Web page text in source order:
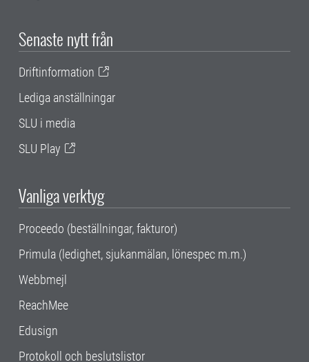
Senaste nytt från
Driftinformation
Lediga anställningar
SLU i media
SLU Play
Vanliga verktyg
Proceedo (beställningar, fakturor)
Primula (ledighet, sjukanmälan, lönespec m.m.)
Webbmejl
ReachMee
Edusign
Protokoll och beslutslistor